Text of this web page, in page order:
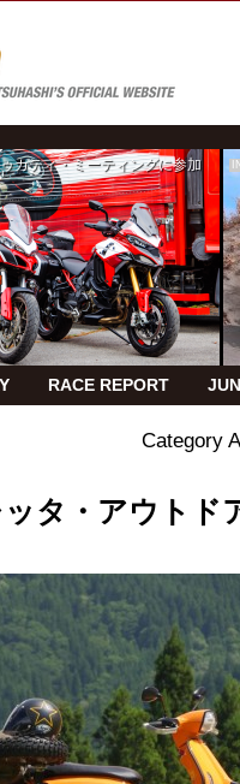
カティ・ミーティングに参加
RACE REPORT
Category
タ・アウトド